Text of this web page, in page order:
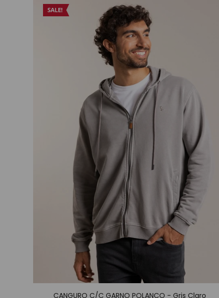
CANGURO C/C GARNO POLANCO - Gris Claro